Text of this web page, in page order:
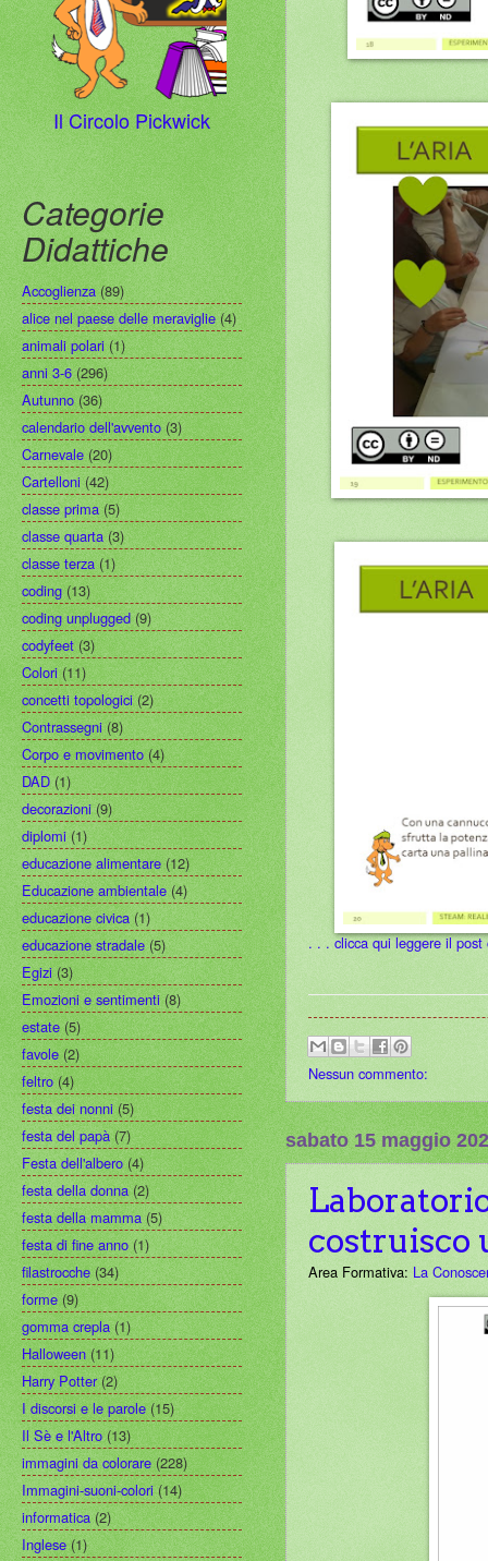
. . . clicca qui leggere il post
Nessun commento:
sabato 15 maggio
costruisco
Area Formativa: La
Il Circolo Pickwick
Categorie
Didattiche
Accoglienza (89)
alice nel paese delle meraviglie (4)
animali polari (1)
anni 3-6 (296)
Autunno (36)
calendario dell'avvento (3)
Carnevale (20)
Cartelloni (42)
classe prima (5)
classe quarta (3)
classe terza (1)
coding (13)
coding unplugged (9)
codyfeet (3)
Colori (11)
concetti topologici (2)
Contrassegni (8)
Corpo e movimento (4)
DAD (1)
decorazioni (9)
diplomi (1)
educazione alimentare (12)
Educazione ambientale (4)
educazione civica (1)
educazione stradale (5)
Egizi (3)
Emozioni e sentimenti (8)
estate (5)
favole (2)
feltro (4)
festa dei nonni (5)
festa del papà (7)
Festa dell'albero (4)
festa della donna (2)
festa della mamma (5)
festa di fine anno (1)
filastrocche (34)
forme (9)
gomma crepla (1)
Halloween (11)
Harry Potter (2)
I discorsi e le parole (15)
Il Sè e l'Altro (13)
immagini da colorare (228)
Immagini-suoni-colori (14)
informatica (2)
Inglese (1)